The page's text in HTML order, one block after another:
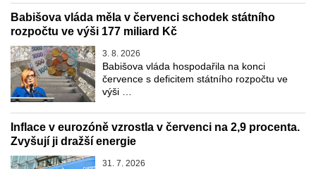
Babišova vláda měla v červenci schodek státního
rozpočtu ve výši 177 miliard Kč
3. 8. 2026
Babišova vláda hospodařila na konci
července s deficitem státního rozpočtu ve
výši …
Inflace v eurozóně vzrostla v červenci na 2,9 procenta.
Zvyšují ji dražší energie
31. 7. 2026